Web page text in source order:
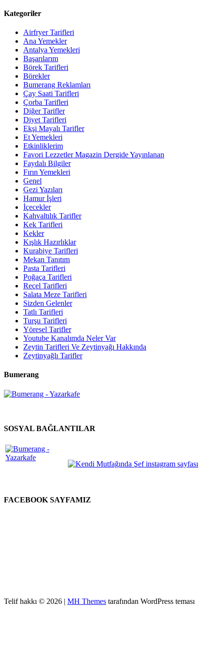
Kategoriler
Airfryer Tarifleri
Ana Yemekler
Antalya Yemekleri
Başarılarım
Börek Tarifleri
Börekler
Bumerang Reklamları
Çay Saati Tarifleri
Çorba Tarifleri
Diğer Tarifler
Diyet Tarifleri
Ekşi Mayalı Tarifler
Et Yemekleri
Etkinliklerim
Favori Lezzetler Magazin Dergide Yayınlanan
Faydalı Bilgiler
Fırın Yemekleri
Genel
Gezi Yazıları
Hamur İşleri
İçecekler
Kahvaltılık Tarifler
Kek Tarifleri
Kekler
Kışlık Hazırlıklar
Kurabiye Tarifleri
Mekan Tanıtım
Pasta Tarifleri
Poğaça Tarifleri
Reçel Tarifleri
Salata Meze Tarifleri
Sizden Gelenler
Tatlı Tarifleri
Turşu Tarifleri
Yöresel Tarifler
Youtube Kanalımda Neler Var
Zeytin Tarifleri Ve Zeytinyağı Hakkında
Zeytinyağlı Tarifler
Bumerang
SOSYAL BAĞLANTILAR
FACEBOOK SAYFAMIZ
Telif hakkı © 2026 | MH Themes tarafından WordPress teması